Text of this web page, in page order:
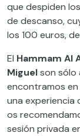
que despiden
de descanso,
los 100 euros,
El Hammam Al
Miguelson sólo
encontramos
una experiencia
os
sesión privada